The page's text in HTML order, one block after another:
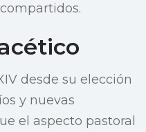
desde su elección
y nuevas
el aspecto pastoral